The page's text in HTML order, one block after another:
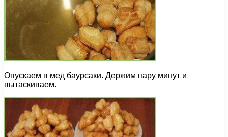
Опускаем в мед баурсаки. Держим пару минут и
вытаскиваем.